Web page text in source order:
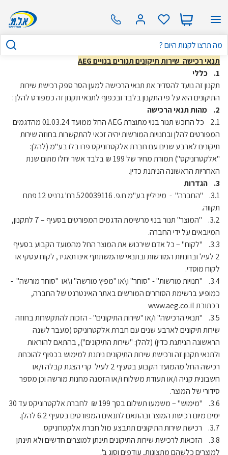
תנאי רכישה שירות תיקונים תנורים בנויים AEG
1. כללי
תקנון זה נועד להסדיר את תנאי הרכישה למען הסר ספק רכישת שירות
התיקונים היא על פי התקנון בלבד ובכפוף לתנאי תקנון זה כמפורט להלן :
2. מהות תנאי הרכישה
2.1 כל הרוכש תנור בנוי מתוצרת AEG החל ממועד 01.03.24 מהדגמים
המפורטים להלן ובחנויות המורשות יהיה זכאי להתקשרות בחוזה שירות
תיקונים לארבע שנים עם חברת אלקטרוניקס פרו בלו בע"מ (להלן:
"אלקטרוניקס") תמורת מחיר של 199 ₪ בלבד אשר יחלו מתום שנת
האחריות הראשונה הניתנת כדין.
3. הגדרות
3.1. "החברה" - מיניליין בע"מ ח.פ. 520039116 רח' גרניט 12 פתח
תקווה.
3.2. "המוצר" תנור בנוי מרשימת הדגמים המפורטים בסעיף – 7 לתקנון,
המיובאים על ידי החברה.
3.3. "לקוח" – כל אדם שירכוש את המוצר החל מהמועד הקבוע בסעיף
2 לעיל ובחנויות המורשות ובתנאי שהמשתתף אינו תאגיד, לקוח עסקי או
לקוח מוסדי.
3.4. "חנויות מורשות" - "סוחר" ו\או "מפיץ מורשה" ו\או "סוחר מורשה" -
כמופיע ברשימת הסוחרים המורשים באתר האינטרנט של החברה,
בכתובת www.aeg.co.il
3.5. "תנאי הרכישה" ו/או "שירות התיקונים" - הזכות להתקשרות בחוזה
שירות תיקונים לארבע שנים עם חברת אלקטרוניקס (מעבר לשנה
הראשונה הניתנת כדין) (להלן: "שירות התיקונים"), בהתאם להוראות
ולתנאי תקנון זה ורכישת שירות התיקונים ניתנת למימוש בכפוף להוכחת
רכישה החל מהמועד הקבוע בסעיף 2 לעיל קרי הצגת קבלה ו/או
חשבונית קניה ו/או תעודת משלוח ו/או הזמנה מחנות מורשה וכן מספר
סידורי של המוצר.
3.6. "מימוש" – משמעו תשלום בסך 199 ₪ לחברת אלקטרוניקס עד 30
ימים מיום רכישת המוצר ובהתאם לתנאים המפורטים בסעיף 6.2 להלן.
3.7. רכישת שירות התיקונים תתבצע מול חברת אלקטרוניקס.
3.8. הזכאות לרכישת שירות התיקונים תינתן למוצרים חדשים ולא תינתן
למוצרים כלשהם מתצוגות, עודפים וסוג ב'.